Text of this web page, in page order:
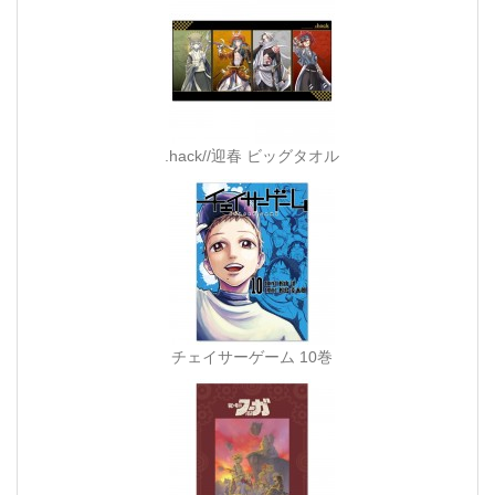
.hack//迎春 ビッグタオル
チェイサーゲーム 10巻